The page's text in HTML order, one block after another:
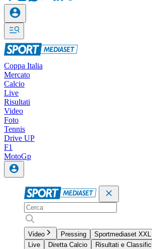
Coppa Italia
Mercato
Calcio
Live
Risultati
Video
Foto
Tennis
Drive UP
F1
MotoGp
Video Pressing Sportmediaset XXL
Live
Diretta Calcio
Risultati e